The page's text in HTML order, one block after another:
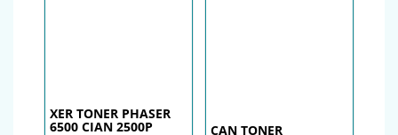
XER TONER PHASER
6500 CIAN 2500P CAN TONER